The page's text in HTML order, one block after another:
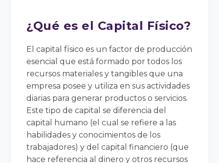
¿Qué es el Capital Físico?
El capital físico es un factor de producción
esencial que está formado por todos los
recursos materiales y tangibles que una
empresa posee y utiliza en sus actividades
diarias para generar productos o servicios.
Este tipo de capital se diferencia del
capital humano (el cual se refiere a las
habilidades y conocimientos de los
trabajadores) y del capital financiero (que
hace referencia al dinero y otros recursos